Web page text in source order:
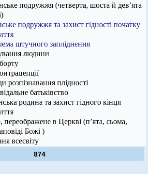
подружжя (четверта, шоста й дев’ята
подружжя та захист гідності початку
штучного запліднення
людини
розпізнавання плідності
батьківство
родина та захист гідного кінця
переображене в Церкві (п’ята, сьома,
Божі )
всесвіту
874